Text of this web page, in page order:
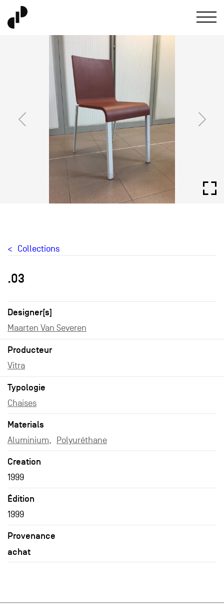
Collections
.03
Designer[s]
Maarten Van Severen
Producteur
Vitra
Typologie
Chaises
Materials
Aluminium Polyuréthane
Creation
1999
Édition
1999
Provenance
achat